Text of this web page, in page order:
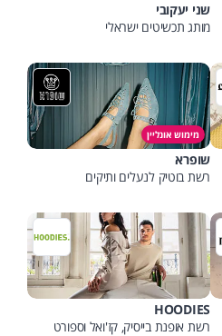
שני יעקובי
מותג תכשיטים ישראלי
מימוש אונליין
שופרא
רשת בוטיק לנעלים ותיקים
HOODIES
רשת אופנת בייסיק, קז'ואל וספורט